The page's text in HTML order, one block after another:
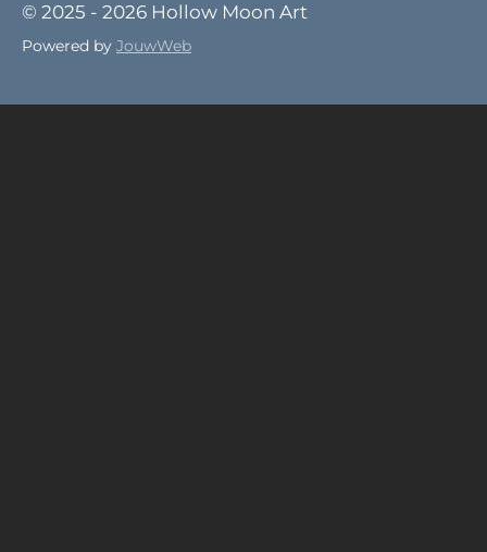
© 2025 - 2026 Hollow Moon Art
Powered by JouwWeb